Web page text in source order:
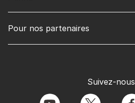
Pour nos partenaires
Suivez-nous